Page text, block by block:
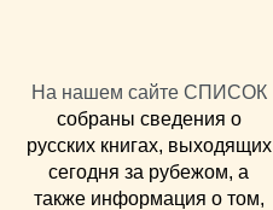
На нашем сайте СПИСОК
собраны сведения о
русских книгах, выходящих
сегодня за рубежом, а
также информация о том,